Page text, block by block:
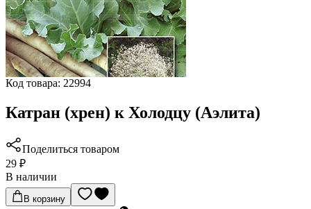
Код товара: 22994
Катран (хрен) к Холодцу (Аэлита)
Поделиться товаром
29 ₽
В наличии
В корзину